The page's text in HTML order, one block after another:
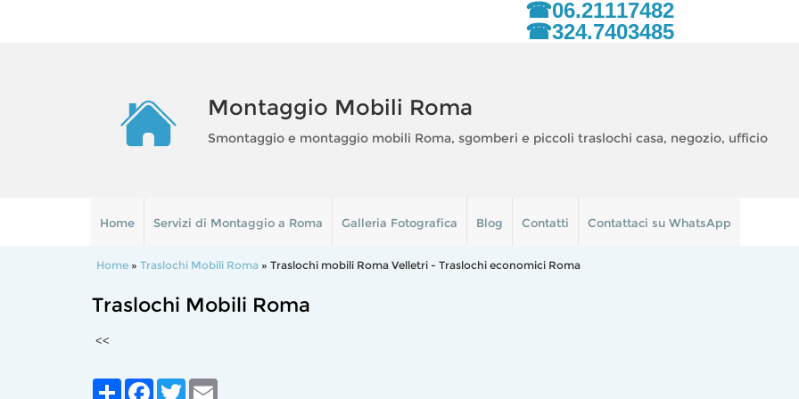
☎06.21117482
☎324.7403485
Montaggio Mobili Roma
Smontaggio e montaggio mobili Roma, sgomberi e piccoli traslochi casa, negozio, ufficio
Home Servizi di Montaggio a Roma Galleria Fotografica Blog Contatti Contattaci su WhatsApp
Home » Traslochi Mobili Roma » Traslochi mobili Roma Velletri - Traslochi economici Roma
Traslochi Mobili Roma
<<
Share FacebookTwitter